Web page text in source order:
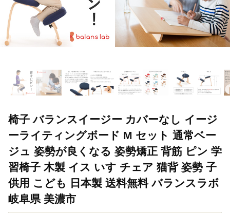
椅子 バランスイージー カバーなし イージ
ーライティングボード M セット 通常ベー
ジュ 姿勢が良くなる 姿勢矯正 背筋 ピン 学
習椅子 木製 イス いす チェア 猫背 姿勢 子
供用 こども 日本製 送料無料 バランスラボ
岐阜県 美濃市